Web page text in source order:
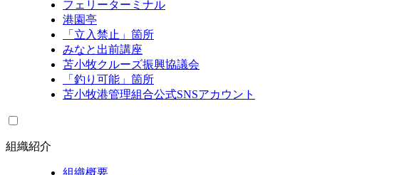
フェリーターミナル
港園亭
「立入禁止」箇所
みなと出前講座
苫小牧クルーズ振興協議会
「釣り可能」箇所
苫小牧港管理組合公式SNSアカウント
組織紹介
組織概要